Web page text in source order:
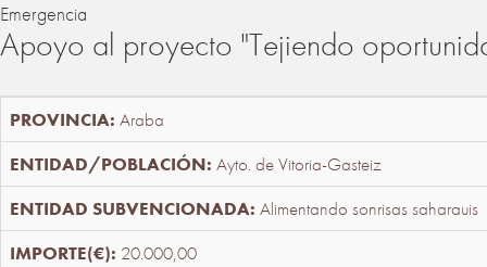
Emergencia
Apoyo al proyecto "Tejiendo
Araba
Ayto. de Vitoria-Gasteiz
Alimentando sonrisas saharauis
20.000,00